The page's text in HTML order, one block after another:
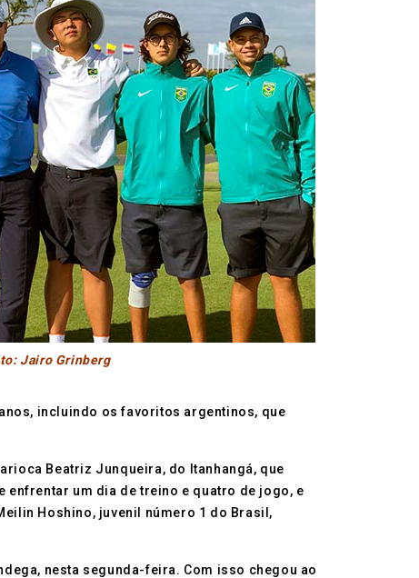
Jairo Grinberg
incluindo os favoritos argentinos, que
Beatriz Junqueira, do Itanhangá, que
enfrentar um dia de treino e quatro de jogo, e
Hoshino, juvenil número 1 do Brasil,
nesta segunda-feira. Com isso chegou ao